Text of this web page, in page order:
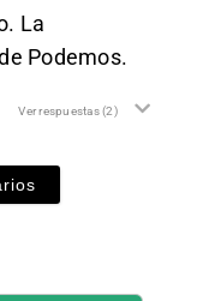
La
Podemos.
Ver respuestas(2)